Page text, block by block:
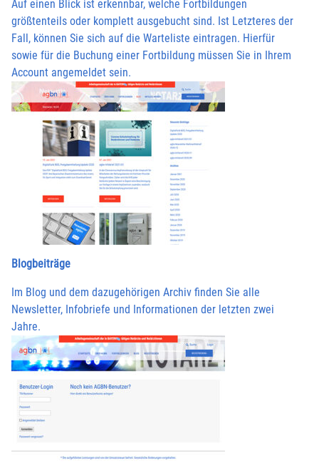
Auf einen Blick ist erkennbar, welche Fortbildungen
größtenteils oder komplett ausgebucht sind. Ist Letzteres der
Fall, können Sie sich auf die Warteliste eintragen. Hierfür
sowie für die Buchung einer Fortbildung müssen Sie in Ihrem
Account angemeldet sein.
Blogbeiträge
Im Blog und dem dazugehörigen Archiv finden Sie alle
Newsletter, Infobriefe und Informationen der letzten zwei
Jahre.